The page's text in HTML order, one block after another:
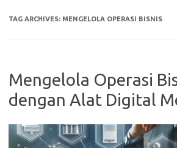
TAG ARCHIVES: MENGELOLA OPERASI BISNIS
Mengelola Operasi
dengan Alat Digital